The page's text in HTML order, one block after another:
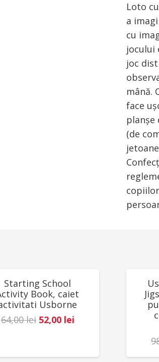
Loto
a
cu
jocului
joc
mână.
face
planșe
(de
Starting School
Book, caiet
Usborne
64,00lei Prețul
52,00 leiPrețul